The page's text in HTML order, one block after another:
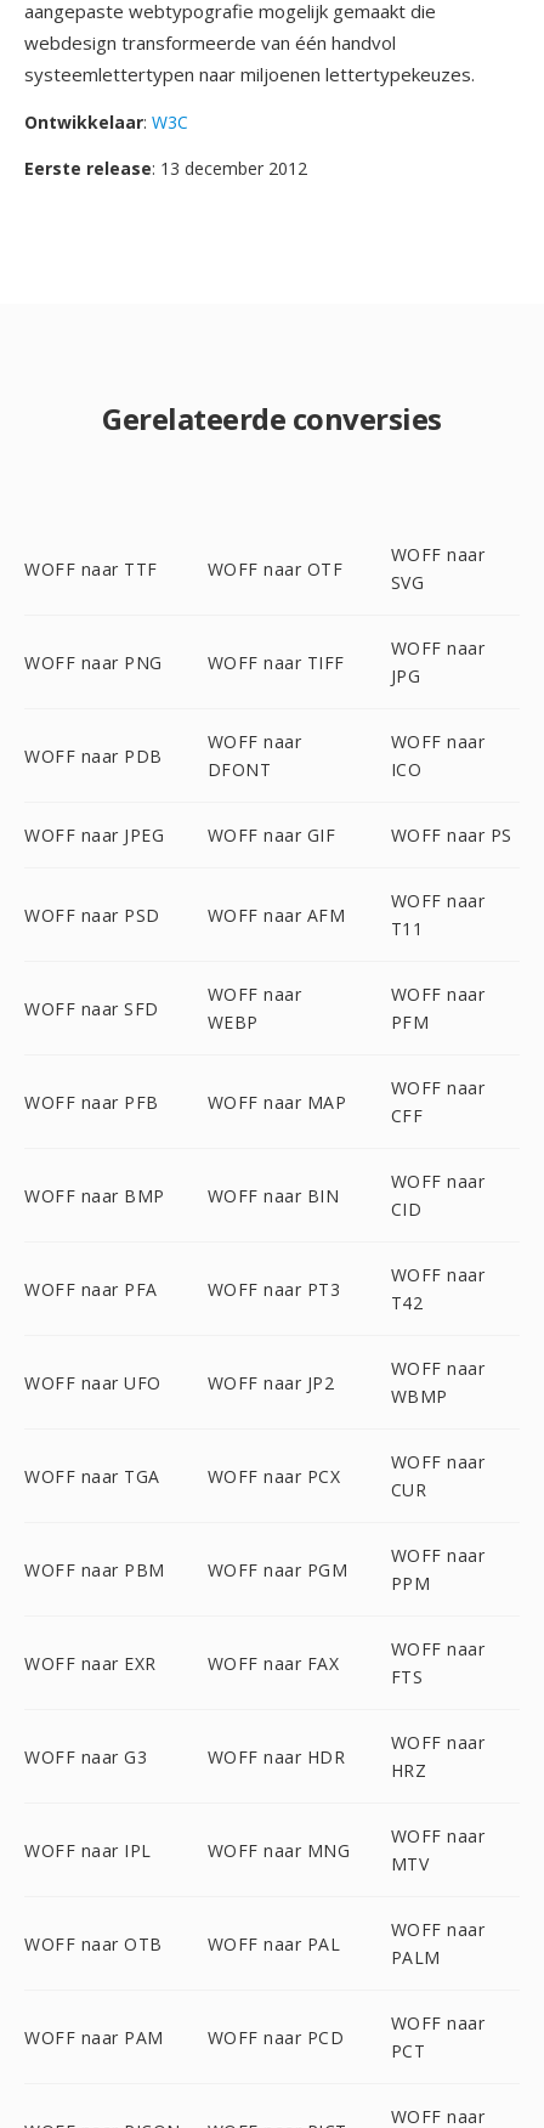
aangepaste webtypografie mogelijk gemaakt die
webdesign transformeerde van één handvol
systeemlettertypen naar miljoenen lettertypekeuzes.
Ontwikkelaar: W3C
Eerste release: 13 december 2012
Gerelateerde conversies
WOFF naar TTF WOFF naar OTF
WOFF naar
SVG
WOFF naar PNG WOFF naar TIFF
WOFF naar
JPG
WOFF naar PDB
WOFF naar
DFONT
WOFF naar
ICO
WOFF naar JPEG WOFF naar GIF WOFF naar PS
WOFF naar PSD WOFF naar AFM
WOFF naar
T11
WOFF naar SFD
WOFF naar
WEBP
WOFF naar
PFM
WOFF naar PFB WOFF naar MAP
WOFF naar
CFF
WOFF naar BMP WOFF naar BIN
WOFF naar
CID
WOFF naar PFA WOFF naar PT3
WOFF naar
T42
WOFF naar UFO WOFF naar JP2
WOFF naar
WBMP
WOFF naar TGA WOFF naar PCX
WOFF naar
CUR
WOFF naar PBM WOFF naar PGM
WOFF naar
PPM
WOFF naar EXR WOFF naar FAX
WOFF naar
FTS
WOFF naar G3 WOFF naar HDR
WOFF naar
HRZ
WOFF naar IPL WOFF naar MNG
WOFF naar
MTV
WOFF naar OTB WOFF naar PAL
WOFF naar
PALM
WOFF naar PAM WOFF naar PCD
WOFF naar
PCT
WOFF naar